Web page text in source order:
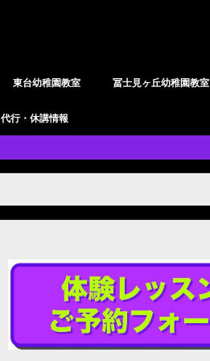
東台幼稚園教室 冨士見ヶ丘幼稚園教室
代行・休講情報